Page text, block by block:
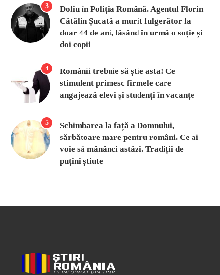
3
Doliu în Poliția Română. Agentul Florin
Cătălin Șucată a murit fulgerător la
doar 44 de ani, lăsând în urmă o soție și
doi copii
4
Românii trebuie să știe asta! Ce
stimulent primesc firmele care
angajează elevi și studenți în vacanțe
5
Schimbarea la față a Domnului,
sărbătoare mare pentru români. Ce ai
voie să mânânci astăzi. Tradiții de
puțini știute